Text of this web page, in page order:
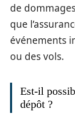
de
que
événements
ou des vols.
Est-il
dépôt ?